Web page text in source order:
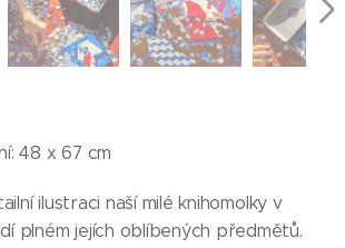
48 x 67 cm
ilustraci naší milé knihomolky v
plném jejích oblíbených předmětů.